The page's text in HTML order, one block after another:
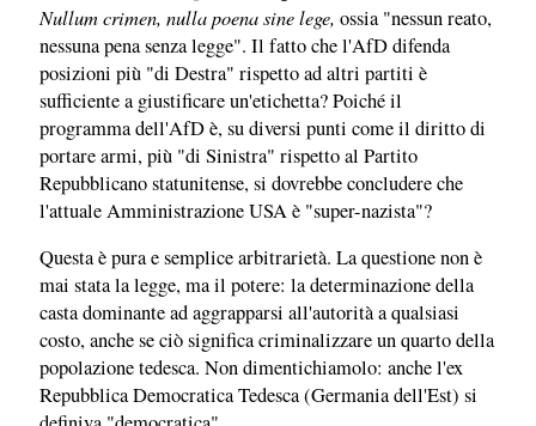
Nullum crimen, nulla poena sine lege, ossia "nessun reato,
nessuna pena senza legge". Il fatto che l'AfD difenda
posizioni più "di Destra" rispetto ad altri partiti è
sufficiente a giustificare un'etichetta? Poiché il
programma dell'AfD è, su diversi punti come il diritto di
portare armi, più "di Sinistra" rispetto al Partito
Repubblicano statunitense, si dovrebbe concludere che
l'attuale Amministrazione USA è "super-nazista"?
Questa è pura e semplice arbitrarietà. La questione non è
mai stata la legge, ma il potere: la determinazione della
casta dominante ad aggrapparsi all'autorità a qualsiasi
costo, anche se ciò significa criminalizzare un quarto della
popolazione tedesca. Non dimentichiamolo: anche l'ex
Repubblica Democratica Tedesca (Germania dell'Est) si